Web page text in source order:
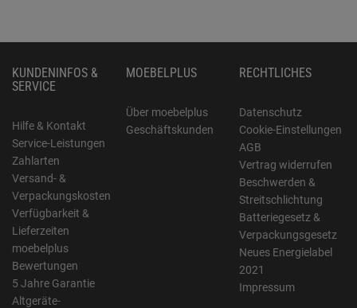
KUNDENINFOS &
SERVICE
Hilfe & Kontakt
Service-Leistungen
Zahlarten
Versand- &
Verpackungskosten
Verfügbarkeit &
Lieferzeiten
moebelplus
Bewertungen
5 Jahre Garantie
Altgeräte-
MOEBELPLUS
Über moebelplus
Geschäftskunden
RECHTLICHES
Datenschutz
Cookie-Einstellungen
AGB
Vertrag widerrufen
Beschwerden &
Streitschlichtung
Batteriegesetz &
Verpackungsgesetz
Neues Energielabel
2021
Impressum